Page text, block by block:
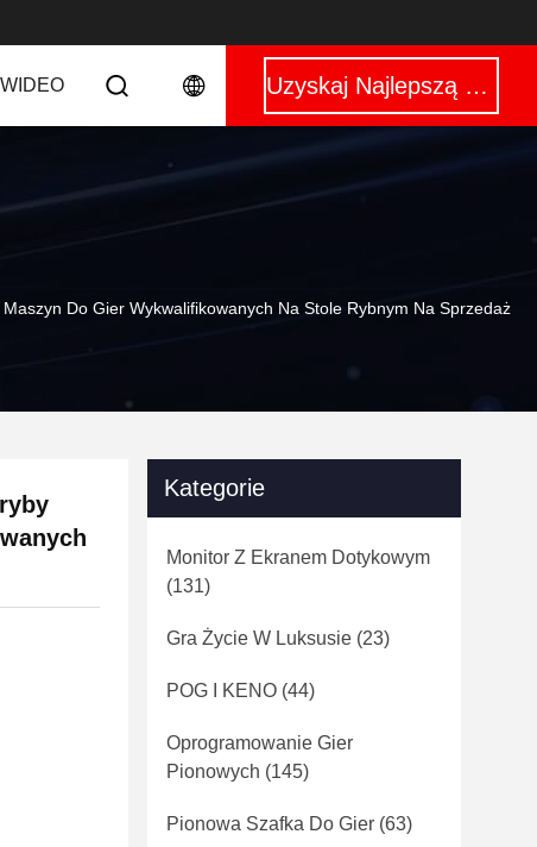
WIDEO Uzyskaj Najlepszą Cenę
Do Gier Wykwalifikowanych Na Stole Rybnym Na Sprzedaż
Kategorie
Monitor Z Ekranem Dotykowym
(131)
Gra Życie W Luksusie (23)
POG I KENO (44)
Oprogramowanie Gier
Pionowych (145)
Pionowa Szafka Do Gier (63)